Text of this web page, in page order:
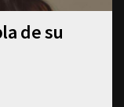
de su